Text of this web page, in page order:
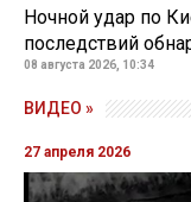
Ночной удар по
последствий
08 августа 2026, 10:34
ВИДЕО »
27 апреля 2026